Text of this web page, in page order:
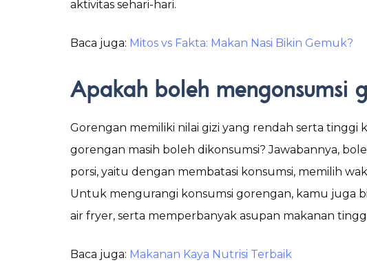
aktivitas sehari-hari.
Baca juga: Mitos vs Fakta: Makan Nasi Bikin Gemuk?
Apakah boleh mengonsumsi
Gorengan memiliki nilai gizi yang rendah serta
gorengan masih boleh dikonsumsi? Jawabannya,
porsi, yaitu dengan membatasi konsumsi, memilih
Untuk mengurangi konsumsi gorengan, kamu juga
air fryer, serta memperbanyak asupan makanan
Baca juga: Makanan Kaya Nutrisi Terbaik